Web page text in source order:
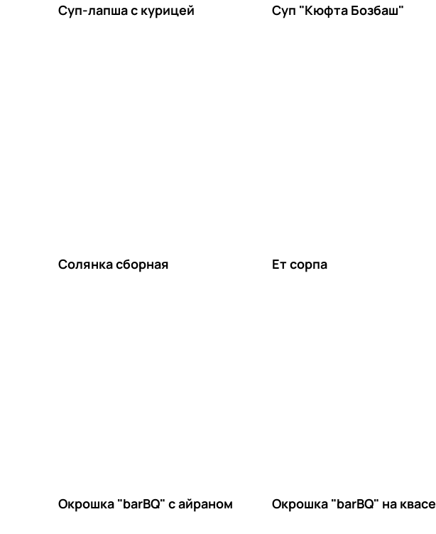
Суп-лапша с курицей Суп "Кюфта Бозбаш"
Солянка сборная Ет сорпа
Окрошка "barBQ" с айраном Окрошка "barBQ" на квасе